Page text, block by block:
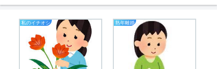
私のイチオシ 熟年離婚